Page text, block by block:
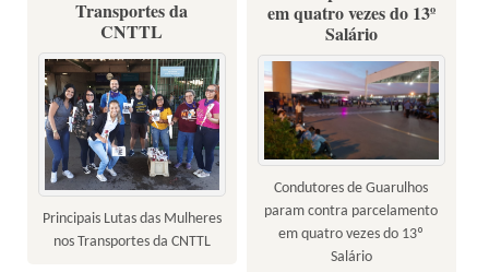
em quatro vezes do 13º
Salário
Condutores de Guarulhos
param contra parcelamento
em quatro vezes do 13º
Salário
Transportes da
CNTTL
Principais Lutas das Mulheres
nos Transportes da CNTTL